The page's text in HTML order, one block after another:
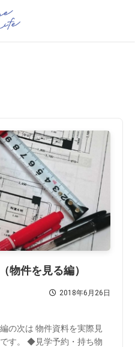
物件を見る編）
2018年6月26日
の次は 物件資料を実際見
す。 ◆見学予約・持ち物